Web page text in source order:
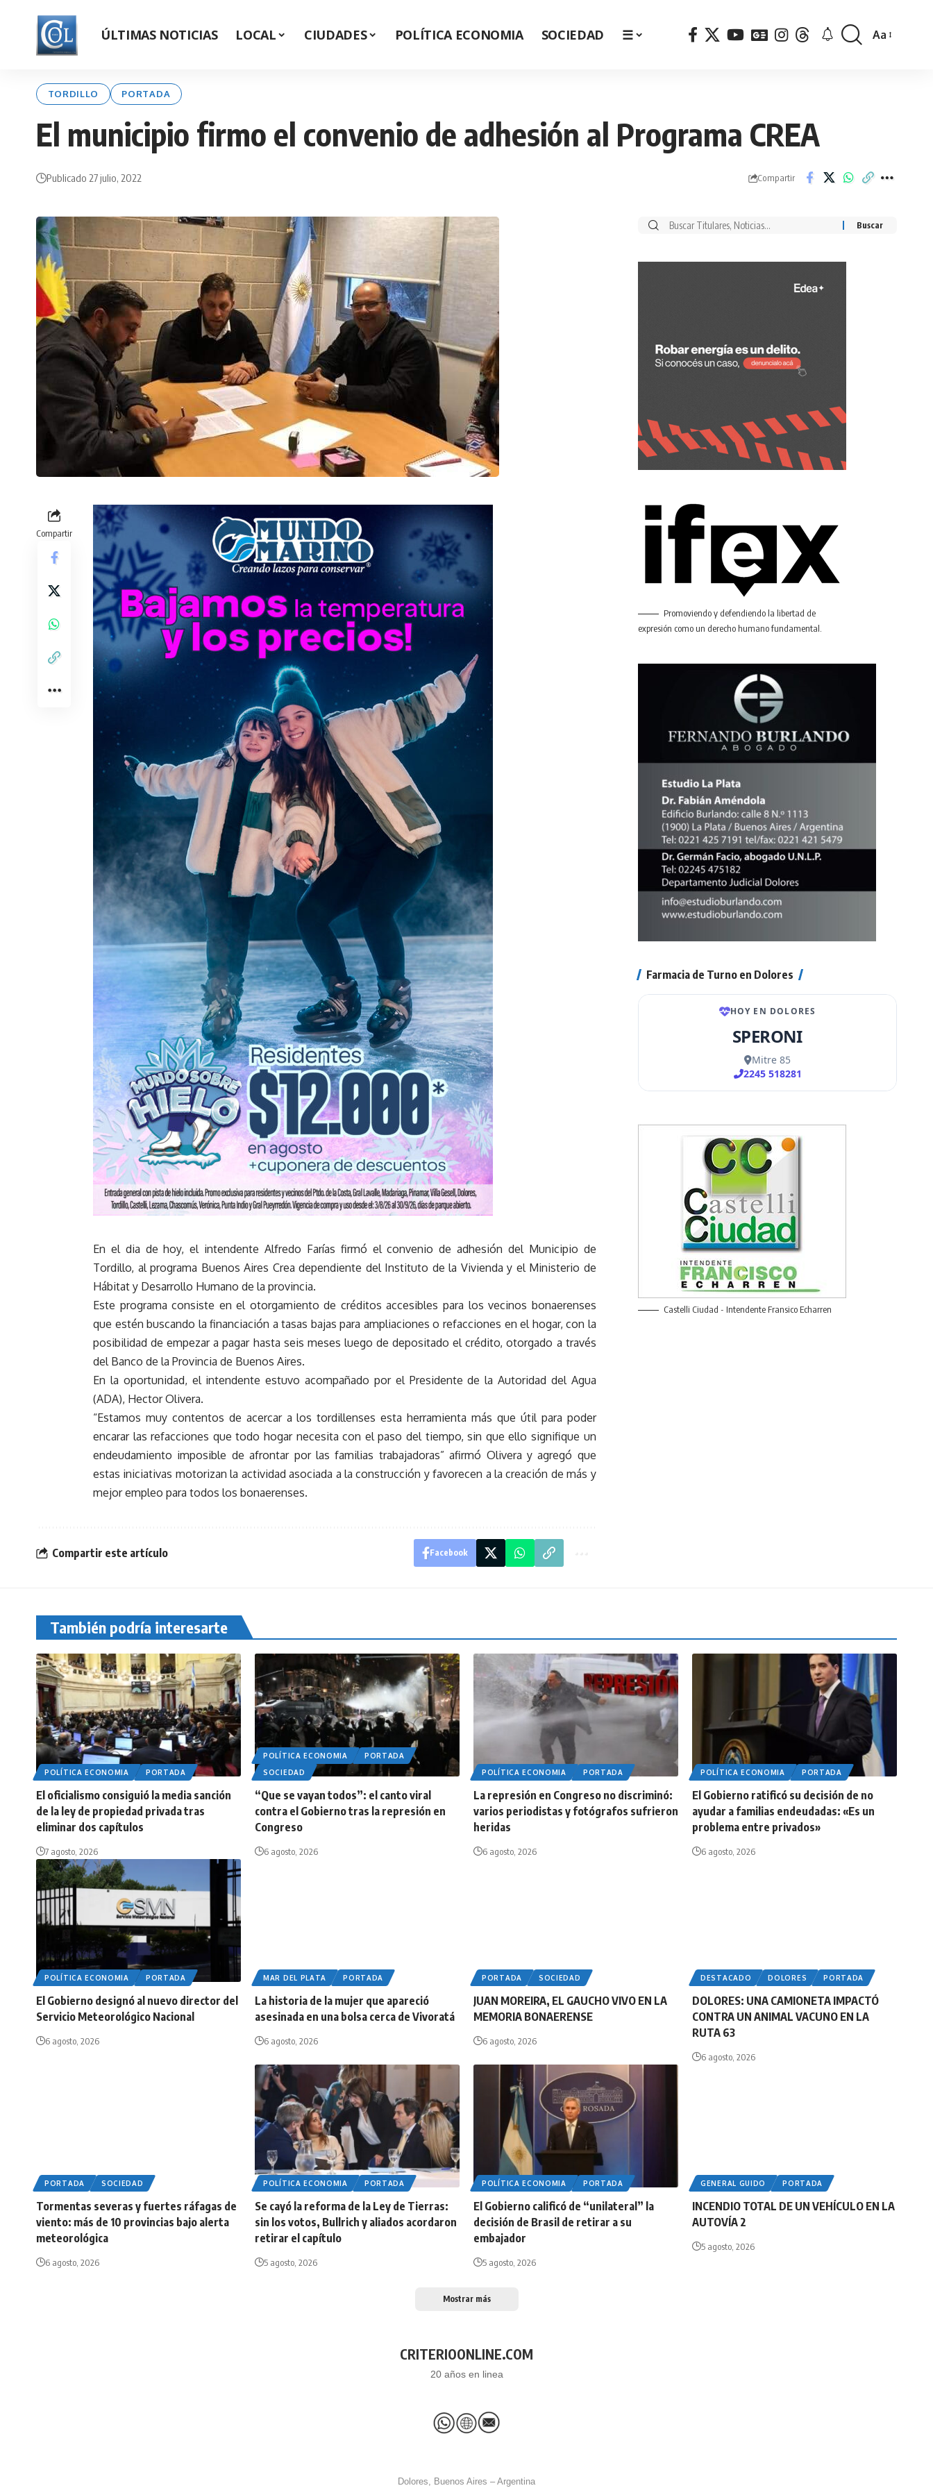
ÚLTIMAS NOTICIAS LOCAL CIUDADES POLÍTICA ECONOMIA SOCIEDAD ☰
Font
Aa
TORDILLO PORTADA
El municipio firmo el convenio de adhesión al Programa CREA
Publicado 27 julio, 2022 Compartir
Compartir
En el dia de hoy, el intendente Alfredo Farías firmó el convenio de adhesión del Municipio de
Tordillo, al programa Buenos Aires Crea dependiente del Instituto de la Vivienda y el Ministerio de
Hábitat y Desarrollo Humano de la provincia.
Este programa consiste en el otorgamiento de créditos accesibles para los vecinos bonaerenses
que estén buscando la financiación a tasas bajas para ampliaciones o refacciones en el hogar, con la
posibilidad de empezar a pagar hasta seis meses luego de depositado el crédito, otorgado a través
del Banco de la Provincia de Buenos Aires.
En la oportunidad, el intendente estuvo acompañado por el Presidente de la Autoridad del Agua
(ADA), Hector Olivera.
“Estamos muy contentos de acercar a los tordillenses esta herramienta más que útil para poder
encarar las refacciones que todo hogar necesita con el paso del tiempo, sin que ello signifique un
endeudamiento imposible de afrontar por las familias trabajadoras” afirmó Olivera y agregó que
estas iniciativas motorizan la actividad asociada a la construcción y favorecen a la creación de más y
mejor empleo para todos los bonaerenses.
Compartir este artículo Facebook
Buscar
Promoviendo y defendiendo la libertad de
expresión como un derecho humano fundamental.
Farmacia de Turno en Dolores
Castelli Ciudad - Intendente Fransico Echarren
También podría interesarte
POLÍTICA ECONOMIA PORTADA
El oficialismo consiguió la media sanción
de la ley de propiedad privada tras
eliminar dos capítulos
7 agosto, 2026
POLÍTICA ECONOMIA
PORTADA
SOCIEDAD
“Que se vayan todos”: el canto viral
contra el Gobierno tras la represión en
Congreso
6 agosto, 2026
POLÍTICA ECONOMIA PORTADA
La represión en Congreso no discriminó:
varios periodistas y fotógrafos sufrieron
heridas
6 agosto, 2026
POLÍTICA ECONOMIA PORTADA
El Gobierno ratificó su decisión de no
ayudar a familias endeudadas: «Es un
problema entre privados»
6 agosto, 2026
POLÍTICA ECONOMIA PORTADA
El Gobierno designó al nuevo director del
Servicio Meteorológico Nacional
6 agosto, 2026
MAR DEL PLATA PORTADA
La historia de la mujer que apareció
asesinada en una bolsa cerca de Vivoratá
6 agosto, 2026
PORTADA SOCIEDAD
JUAN MOREIRA, EL GAUCHO VIVO EN LA
MEMORIA BONAERENSE
6 agosto, 2026
DESTACADO DOLORES PORTADA
DOLORES: UNA CAMIONETA IMPACTÓ
CONTRA UN ANIMAL VACUNO EN LA
RUTA 63
6 agosto, 2026
PORTADA SOCIEDAD
Tormentas severas y fuertes ráfagas de
viento: más de 10 provincias bajo alerta
meteorológica
6 agosto, 2026
POLÍTICA ECONOMIA PORTADA
Se cayó la reforma de la Ley de Tierras:
sin los votos, Bullrich y aliados acordaron
retirar el capítulo
5 agosto, 2026
POLÍTICA ECONOMIA PORTADA
El Gobierno calificó de “unilateral” la
decisión de Brasil de retirar a su
embajador
5 agosto, 2026
GENERAL GUIDO PORTADA
INCENDIO TOTAL DE UN VEHÍCULO EN LA
AUTOVÍA 2
5 agosto, 2026
Mostrar más
CRITERIOONLINE.COM
20 años en linea
Dolores, Buenos Aires – Argentina